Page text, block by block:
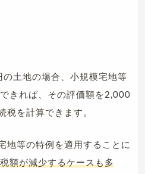
土地の場合、小規模宅地等
きれば、その評価額を2,000
税を計算できます。
地等の特例を適用することに
額が減少するケースも多